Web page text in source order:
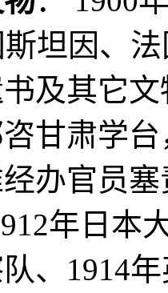
斯坦因、
及其它
甘肃学
办官员
年日本
、1914